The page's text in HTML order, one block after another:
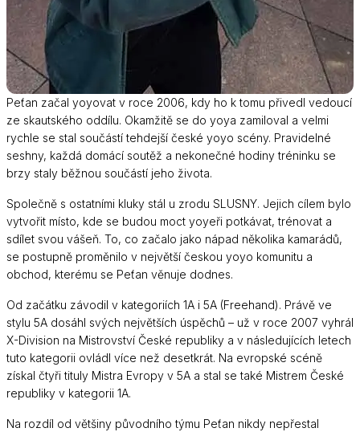
Peťan začal yoyovat v roce 2006, kdy ho k tomu přivedl vedoucí
ze skautského oddílu. Okamžitě se do yoya zamiloval a velmi
rychle se stal součástí tehdejší české yoyo scény. Pravidelné
seshny, každá domácí soutěž a nekonečné hodiny tréninku se
brzy staly běžnou součástí jeho života.
Společně s ostatními kluky stál u zrodu SLUSNY. Jejich cílem bylo
vytvořit místo, kde se budou moct yoyeři potkávat, trénovat a
sdílet svou vášeň. To, co začalo jako nápad několika kamarádů,
se postupně proměnilo v největší českou yoyo komunitu a
obchod, kterému se Peťan věnuje dodnes.
Od začátku závodil v kategoriích 1A i 5A (Freehand). Právě ve
stylu 5A dosáhl svých největších úspěchů – už v roce 2007 vyhrál
X-Division na Mistrovství České republiky a v následujících letech
tuto kategorii ovládl více než desetkrát. Na evropské scéně
získal čtyři tituly Mistra Evropy v 5A a stal se také Mistrem České
republiky v kategorii 1A.
Na rozdíl od většiny původního týmu Peťan nikdy nepřestal